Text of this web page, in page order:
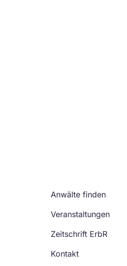
Anwälte finden
Veranstaltungen
Zeitschrift ErbR
Kontakt